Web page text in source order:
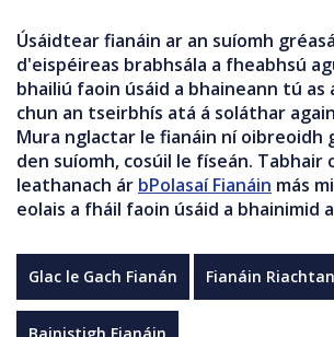
Úsáidtear fianáin ar an suíomh
d'eispéireas brabhsála a fheabhsú
bhailiú faoin úsáid a bhaineann tú as
chun an tseirbhís atá á soláthar
Mura nglactar le fianáin ní
den suíomh, cosúil le físeán. Tabhair
leathanach ár bPolasaí Fianáin más
eolais a fháil faoin úsáid a bhainimid
Glac le Gach Fianán Fianáin